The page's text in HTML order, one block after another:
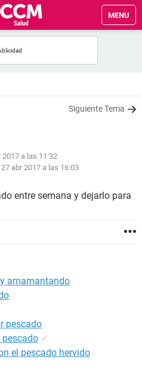
MENU
Siguiente Tema
2017 a las 11:32
27 abr 2017 a las 16:03
entre semana y dejarlo para
amamantando
pescado
pescado ✓
el pescado hervido